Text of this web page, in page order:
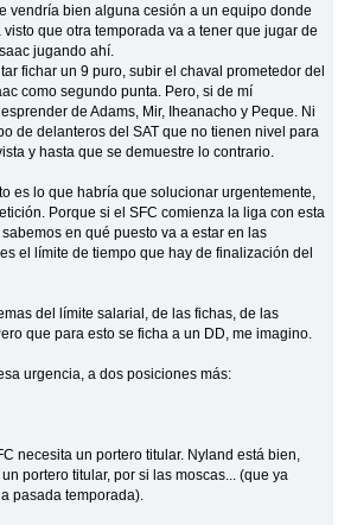
vendría bien alguna cesión a un equipo donde
que otra temporada va a tener que jugar de
jugando ahí.
fichar un 9 puro, subir el chaval prometedor del
como segundo punta. Pero, si de mí
de Adams, Mir, Iheanacho y Peque. Ni
de delanteros del SAT que no tienen nivel para
y hasta que se demuestre lo contrario.
es lo que habría que solucionar urgentemente,
Porque si el SFC comienza la liga con esta
en qué puesto va a estar en las
el límite de tiempo que hay de finalización del
del límite salarial, de las fichas, de las
que para esto se ficha a un DD, me imagino.
urgencia, a dos posiciones más:
necesita un portero titular. Nyland está bien,
portero titular, por si las moscas... (que ya
pasada temporada).